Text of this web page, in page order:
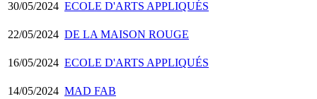
30/05/2024 ECOLE D'ARTS APPLIQUÉS
22/05/2024 DE LA MAISON ROUGE
16/05/2024 ECOLE D'ARTS APPLIQUÉS
14/05/2024 MAD FAB